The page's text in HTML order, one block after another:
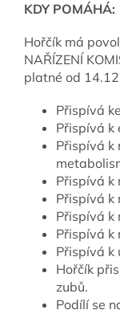
KDY POMÁHÁ:
Hořčík má
NAŘÍZENÍ
platné od
Přispívá
Přispívá k
Přispívá k
Přispívá k
Přispívá k
Přispívá k
Přispívá k
Přispívá k
Hořčík
zubů.
Podílí se